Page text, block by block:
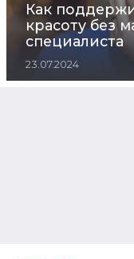
Как
красоту без
специалиста
23.07.2024